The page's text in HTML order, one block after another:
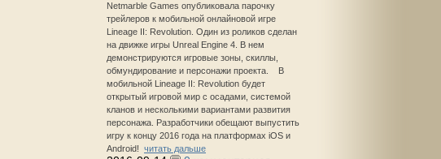
Netmarble Games опубликовала парочку
трейлеров к мобильной онлайновой игре
Lineage II: Revolution. Один из роликов сделан
на движке игры Unreal Engine 4. В нем
демонстрируются игровые зоны, скиллы,
обмундирование и персонажи проекта. В
мобильной Lineage II: Revolution будет
открытый игровой мир с осадами, системой
кланов и несколькими вариантами развития
персонажа. Разработчики обещают выпустить
игру к концу 2016 года на платформах iOS и
Android! читать дальше